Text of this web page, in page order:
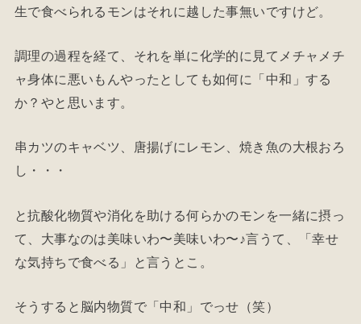
生で食べられるモンはそれに越した事無いですけど。
調理の過程を経て、それを単に化学的に見てメチャメチ
ャ身体に悪いもんやったとしても如何に「中和」する
か？やと思います。
串カツのキャベツ、唐揚げにレモン、焼き魚の大根おろ
し・・・
と抗酸化物質や消化を助ける何らかのモンを一緒に摂っ
て、大事なのは美味いわ〜美味いわ〜♪言うて、「幸せ
な気持ちで食べる」と言うとこ。
そうすると脳内物質で「中和」でっせ（笑）